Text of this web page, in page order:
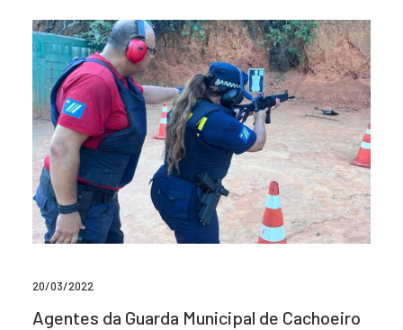
20/03/2022
Agentes da Guarda Municipal de Cachoeiro